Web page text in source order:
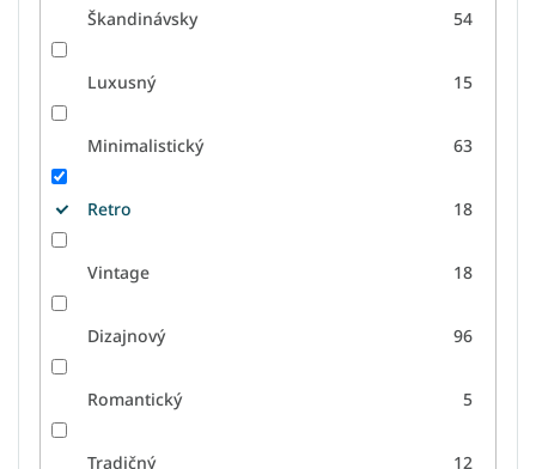
Škandinávsky 54
Luxusný 15
Minimalistický 63
Retro 18
Vintage 18
Dizajnový 96
Romantický 5
Tradičný 12